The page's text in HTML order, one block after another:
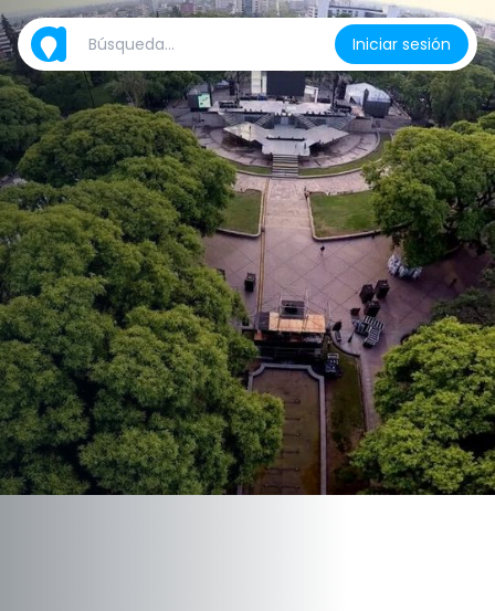
Iniciar sesión